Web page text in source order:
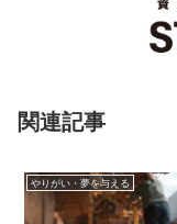
関連記事
やりがい・夢を与える